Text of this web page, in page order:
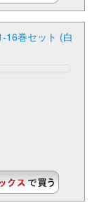
巻セット (白